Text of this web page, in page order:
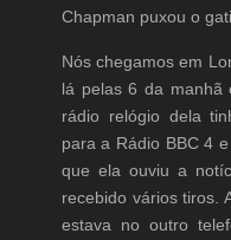
Chapman puxou o
Nós chegamos em
lá pelas 6 da manhã
rádio relógio dela
para a Rádio BBC 4
que ela ouviu a
recebido vários tiros.
estava no outro